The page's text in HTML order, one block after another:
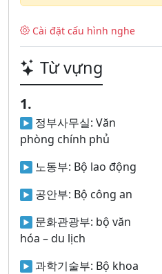
Cài đặt cấu hình nghe
Từ vựng
1.
정부사무실: Văn
phòng chính phủ
노동부: Bộ lao động
공안부: Bộ công an
문화관광부: bộ văn
hóa – du lịch
과학기술부: Bộ khoa